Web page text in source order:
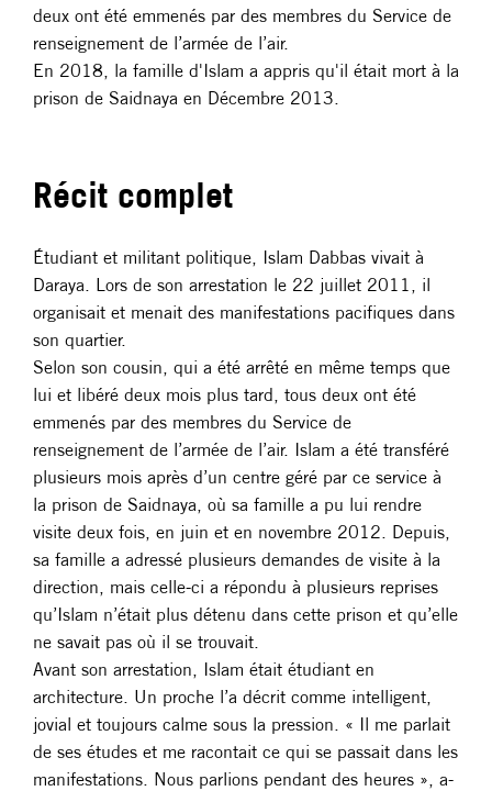
deux ont été emmenés par des membres du Service de
renseignement de l’armée de l’air.
En 2018, la famille d'Islam a appris qu'il était mort à la
prison de Saidnaya en Décembre 2013.
Récit complet
Étudiant et militant politique, Islam Dabbas vivait à
Daraya. Lors de son arrestation le 22 juillet 2011, il
organisait et menait des manifestations pacifiques dans
son quartier.
Selon son cousin, qui a été arrêté en même temps que
lui et libéré deux mois plus tard, tous deux ont été
emmenés par des membres du Service de
renseignement de l’armée de l’air. Islam a été transféré
plusieurs mois après d’un centre géré par ce service à
la prison de Saidnaya, où sa famille a pu lui rendre
visite deux fois, en juin et en novembre 2012. Depuis,
sa famille a adressé plusieurs demandes de visite à la
direction, mais celle-ci a répondu à plusieurs reprises
qu’Islam n’était plus détenu dans cette prison et qu’elle
ne savait pas où il se trouvait.
Avant son arrestation, Islam était étudiant en
architecture. Un proche l’a décrit comme intelligent,
jovial et toujours calme sous la pression. « Il me parlait
de ses études et me racontait ce qui se passait dans les
manifestations. Nous parlions pendant des heures », a-